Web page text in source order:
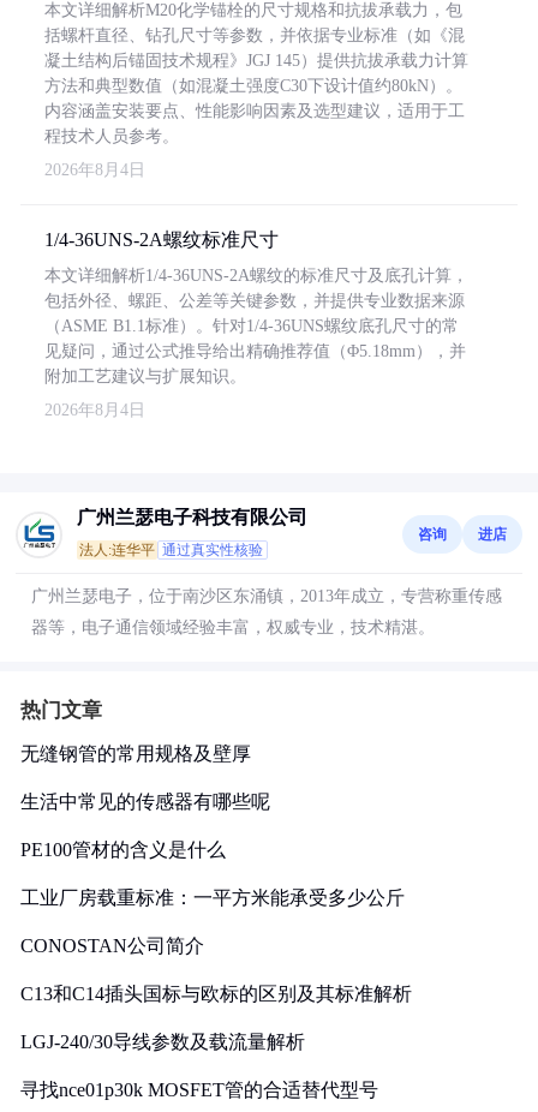
本文详细解析M20化学锚栓的尺寸规格和抗拔承载力，包
括螺杆直径、钻孔尺寸等参数，并依据专业标准（如《混
凝土结构后锚固技术规程》JGJ 145）提供抗拔承载力计算
方法和典型数值（如混凝土强度C30下设计值约80kN）。
内容涵盖安装要点、性能影响因素及选型建议，适用于工
程技术人员参考。
2026年8月4日
1/4-36UNS-2A螺纹标准尺寸
本文详细解析1/4-36UNS-2A螺纹的标准尺寸及底孔计算，
包括外径、螺距、公差等关键参数，并提供专业数据来源
（ASME B1.1标准）。针对1/4-36UNS螺纹底孔尺寸的常
见疑问，通过公式推导给出精确推荐值（Φ5.18mm），并
附加工艺建议与扩展知识。
2026年8月4日
广州兰瑟电子科技有限公司
法人:连华平 通过真实性核验
咨询 进店
广州兰瑟电子，位于南沙区东涌镇，2013年成立，专营称重传感
器等，电子通信领域经验丰富，权威专业，技术精湛。
热门文章
无缝钢管的常用规格及壁厚
生活中常见的传感器有哪些呢
PE100管材的含义是什么
工业厂房载重标准：一平方米能承受多少公斤
CONOSTAN公司简介
C13和C14插头国标与欧标的区别及其标准解析
LGJ-240/30导线参数及载流量解析
寻找nce01p30k MOSFET管的合适替代型号